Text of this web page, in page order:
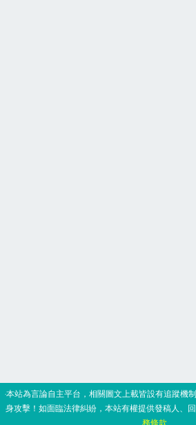
‧本站為言論自主平台，相關圖文上載皆設有追蹤機
身攻擊！如面臨法律糾紛，本站有權提供發稿人、
務條款